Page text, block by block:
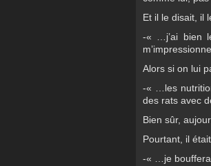
Et il le disait, il
-« …j’ai bien
Alors si on lui
-« …les
des rats avec
Bien sûr,
Pourtant, il
-« …je